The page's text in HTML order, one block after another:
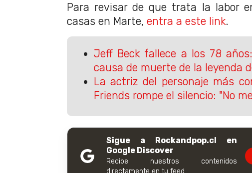
Para revisar de que trata la labor
casas en Marte, entra a este link.
Jeff Beck fallece a los 78
causa de muerte de la leyenda
La actriz del personaje más
Friends rompe el silencio: "No
Sigue a Rockandpop.cl en
Google Discover
Recibe nuestros contenidos
directamente en tu feed.